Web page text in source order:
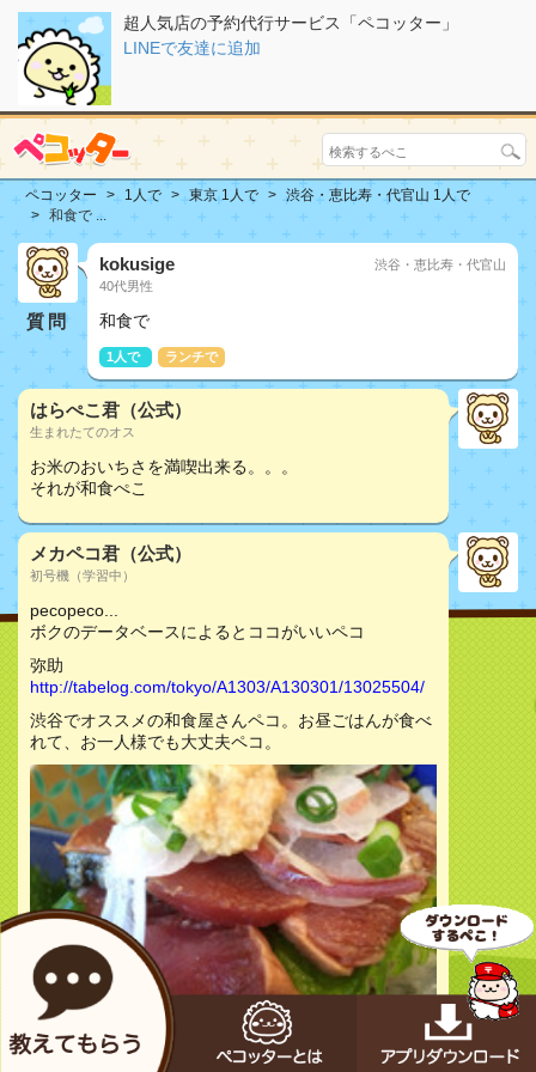
超人気店の予約代行サービス「ペコッター」
LINEで友達に追加
ペコッター 1人で 東京 1人で
渋谷・恵比寿・代官山 1人で
和食で ...
質問
kokusige
40代男性
渋谷・恵比寿・代官山
和食で
1人で ランチで
はらぺこ君（公式）
生まれたてのオス
お米のおいちさを満喫出来る。。。
それが和食ぺこ
メカペコ君（公式）
初号機（学習中）
pecopeco...
ボクのデータベースによるとココがいいペコ
弥助
http://tabelog.com/tokyo/A1303/A130301/13025504/
渋谷でオススメの和食屋さんペコ。お昼ごはんが食べ
れて、お一人様でも大丈夫ペコ。